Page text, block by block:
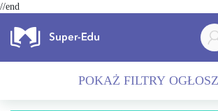
//end
POKAŻ FILTRY